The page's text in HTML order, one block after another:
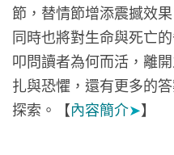
節，替情節增添震撼效
同時也將對生命與死亡
叩問讀者為何而活，離
扎與恐懼，還有更多的
探索。【內容簡介➤】